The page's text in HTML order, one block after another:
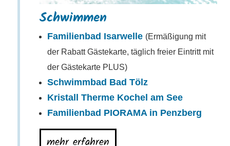
Schwimmen
Familienbad Isarwelle (Ermäßigung mit
der Rabatt Gästekarte, täglich freier Eintritt mit
der Gästekarte PLUS)
Schwimmbad Bad Tölz
Kristall Therme Kochel am See
Familienbad PIORAMA in Penzberg
mehr erfahren